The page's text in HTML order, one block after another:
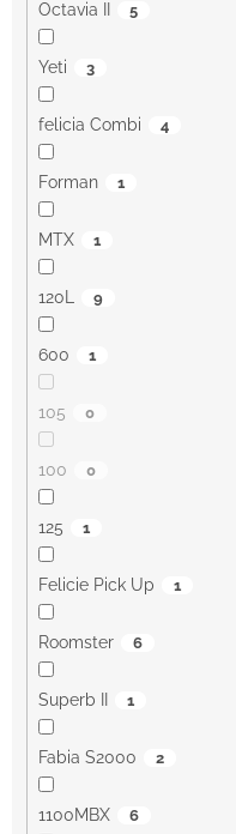
Octavia II 5
Yeti 3
felicia Combi 4
Forman 1
MTX 1
120L 9
600 1
105 0
100 0
125 1
Felicie Pick Up 1
Roomster 6
Superb II 1
Fabia S2000 2
1100MBX 6